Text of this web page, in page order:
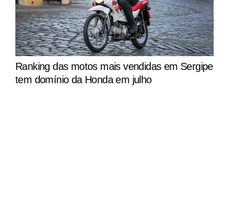
Ranking das motos mais vendidas em Sergipe
tem domínio da Honda em julho